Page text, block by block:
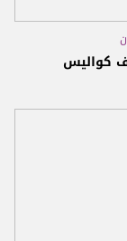
كواليس